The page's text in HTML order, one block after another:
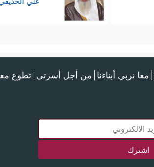
معا نربي أبناءنا من أجل أسرتي تطوع